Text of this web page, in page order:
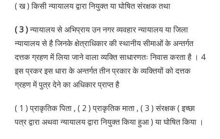
( ख ) किसी न्यायालय द्वारा नियुक्त या घोषित संरक्षक तथा
( 3 )न्यायालय से अभिप्राय उन नगर व्यवहार न्यायालय या जिला
न्यायालय से है जिनके क्षेत्राधिकार की स्थानीय सीमाओं के अन्तर्गत
दत्तक ग्रहण में लिया जाने वाला व्यक्ति साधारणतः निवास करता है । 4
इस प्रकर इस धारा के अन्तर्गत तीन प्रकार के व्यक्तियों को दत्तक
ग्रहण में पुत्र देने का अधिकार प्राप्त है
( 1 ) प्राकृतिक पिता , ( 2 ) प्राकृतिक माता , ( 3 ) संरक्षक ( इच्छा
पत्र द्वारा अथवा न्यायालय द्वारा नियुक्त किया हुआ ) या घोषित किया ।